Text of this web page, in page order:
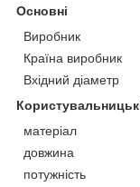
Основні
Виробник
Країна виробник
Вхідний діаметр
матеріал
довжина
потужність